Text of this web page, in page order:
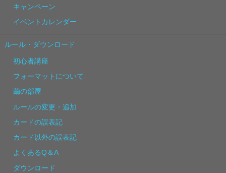
キャンペーン
イベントカレンダー
ルール・ダウンロード
初心者講座
フォーマットについて
繭の部屋
ルールの変更・追加
カードの誤表記
カード以外の誤表記
よくあるQ＆A
ダウンロード